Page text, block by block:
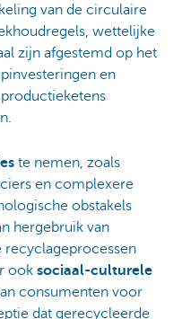
van de circulaire
wettelijke
zijn afgestemd op het
en
te nemen, zoals
en complexere
obstakels
hergebruik van
ook sociaal-culturele
consumenten voor
dat gerecycleerde